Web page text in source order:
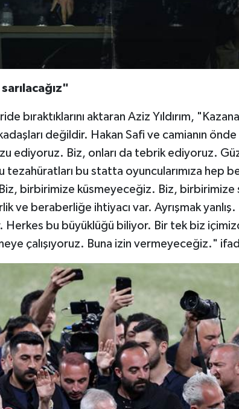
bıraktıklarını aktaran Aziz Yıldırım,
değildir. Hakan Safi ve camianın
ediyoruz. Biz, onları da tebrik ediyoruz.
tezahüratları bu statta oyuncularımıza hep
birbirimize küsmeyeceğiz. Biz, birbirimize
ve beraberliğe ihtiyacı var. Ayrışmak
Herkes bu büyüklüğü biliyor. Bir tek biz
çalışıyoruz. Buna izin vermeyeceğiz."